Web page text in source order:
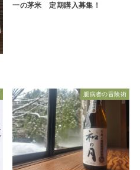
一の茅米 定期購入募集！
臆病者の冒険術